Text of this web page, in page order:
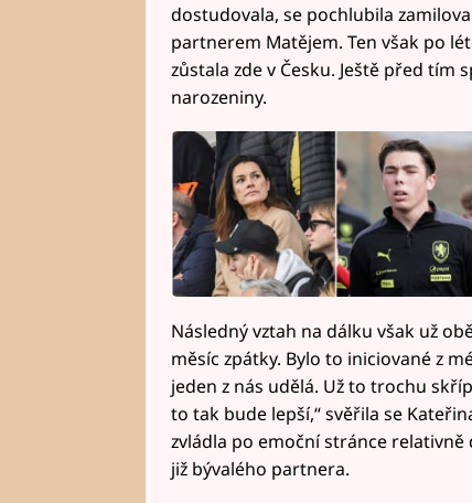
dostudovala, se pochlubila
partnerem Matějem. Ten však po
zůstala zde v Česku. Ještě před tím
narozeniny.
Následný vztah na dálku však už
měsíc zpátky. Bylo to iniciované z
jeden z nás udělá. Už to trochu
to tak bude lepší,“ svěřila se
zvládla po emoční stránce
již bývalého partnera.